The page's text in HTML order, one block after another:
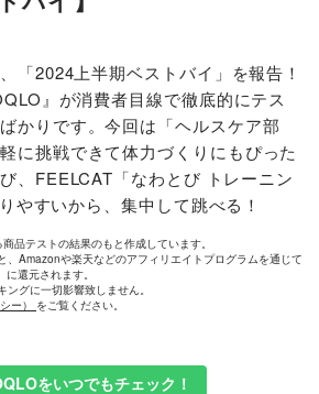
「2024上半期ベストバイ」を報告！
』が消費者目線で徹底的にテス
かりです。今回は「ヘルスケア部
に挑戦できて体力づくりにもぴった
、FEELCAT「なわとび トレーニン
やすいから、集中して跳べる！
品テストの結果のもと作成しています。
、Amazonや楽天などのアフィリエイトプログラムを通じて
還元されます。
グに一切影響致しません。
ー） をご覧ください。
をいつでもチェック！